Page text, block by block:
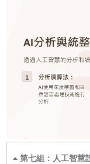
第七組：人工智慧